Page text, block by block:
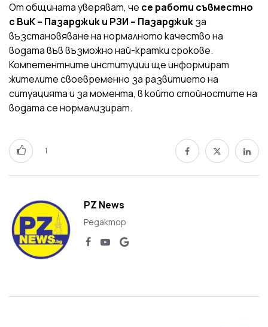
От общината уверяват, че се работи съвместно
с ВиК – Пазарджик и РЗИ – Пазарджикза
възстановяване на нормалното качество на
водата във възможно най-кратки срокове.
Компетентните институции ще информират
жителите своевременно за развитието на
ситуацията и за момента, в който стойностите на
водата се нормализират.
1
PZ News
Редактор